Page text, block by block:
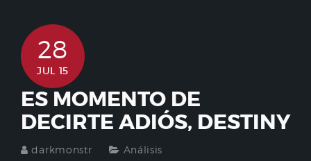
28
JUL 15
ES MOMENTO DE
DECIRTE ADIÓS, DESTINY
darkmonstr Análisis